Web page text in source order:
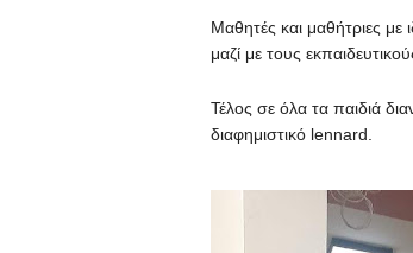
Μαθητές και μαθήτριες με
μαζί με τους
Τέλος σε όλα τα παιδιά
διαφημιστικό lennard.